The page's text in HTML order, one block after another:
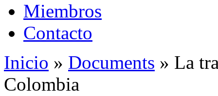
Miembros
Contacto
Inicio » Documents » La
Colombia